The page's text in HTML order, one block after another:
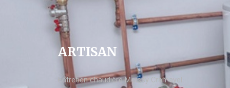
ARTISAN
Entretien chaudière Moissy Cramayel